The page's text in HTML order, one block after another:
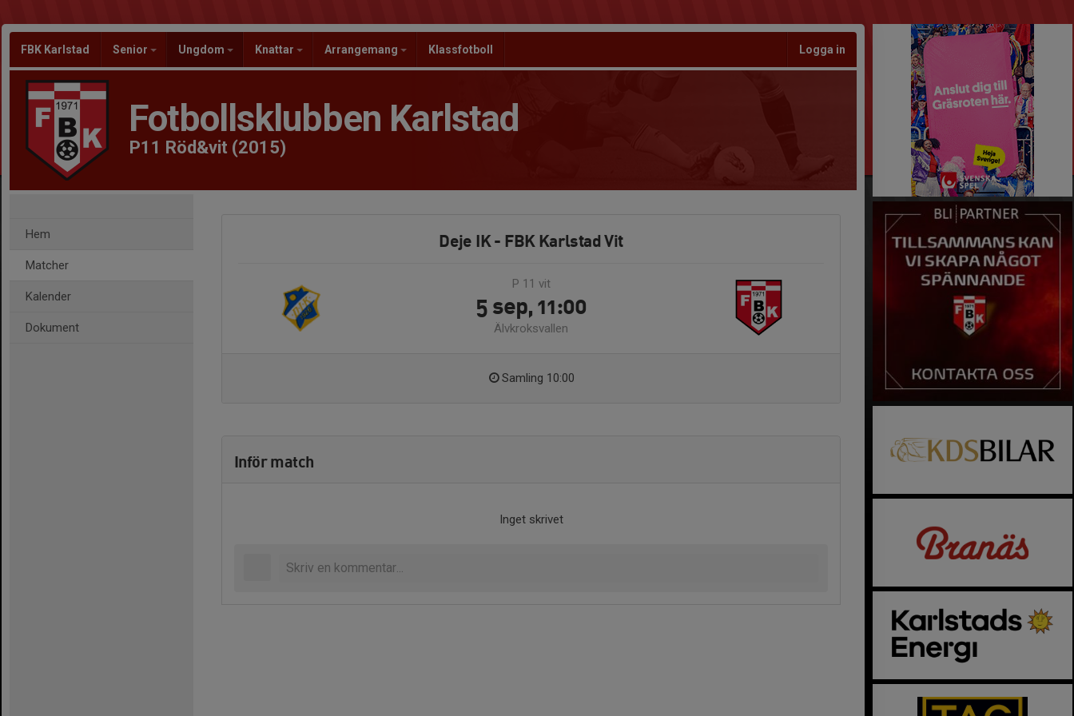
FBK Karlstad Senior Ungdom Knattar Arrangemang Klassfotboll Logga in
Fotbollsklubben Karlstad
P11 Röd&vit (2015)
Hem
Matcher
Kalender
Dokument
Deje IK - FBK Karlstad Vit
P 11 vit
5 sep, 11:00
Älvkroksvallen
Samling 10:00
Inför match
Inget skrivet